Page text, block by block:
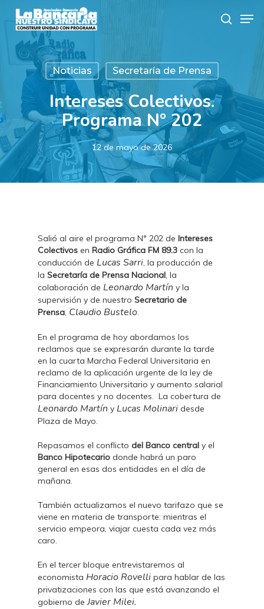
main
content
search
Noticias Secretaría de Prensa
Intereses Colectivos.
Programa N° 202
12 de mayo de 2026
Salió al aire el programa N° 202 deIntereses
Colectivos enRadio Gráfica FM 89.3con la
conducción de Lucas Sarri, la producción de
laSecretaría de Prensa Nacional, la
colaboración de Leonardo Martín y la
supervisión y de nuestroSecretario de
Prensa, Claudio Bustelo.
En el programa de hoy abordamos los
reclamos que se expresarán durante la tarde
en la cuarta Marcha Federal Universitaria en
reclamo de la aplicación urgente de la ley de
Financiamiento Universitario y aumento salarial
para docentes y no docentes. La cobertura de
Leonardo Martín y Lucas Molinari desde
Plaza de Mayo.
Repasamos el conflictodel Banco central y el
Banco Hipotecario donde habrá un paro
general en esas dos entidades en el día de
mañana.
También actualizamos el nuevo tarifazo que se
viene en materia de transporte: mientras el
servicio empeora, viajar cuesta cada vez más
caro.
En el tercer bloque entrevistaremos al
economista Horacio Rovelli para hablar de las
privatizaciones con las que está avanzando el
gobierno deJavier Milei.